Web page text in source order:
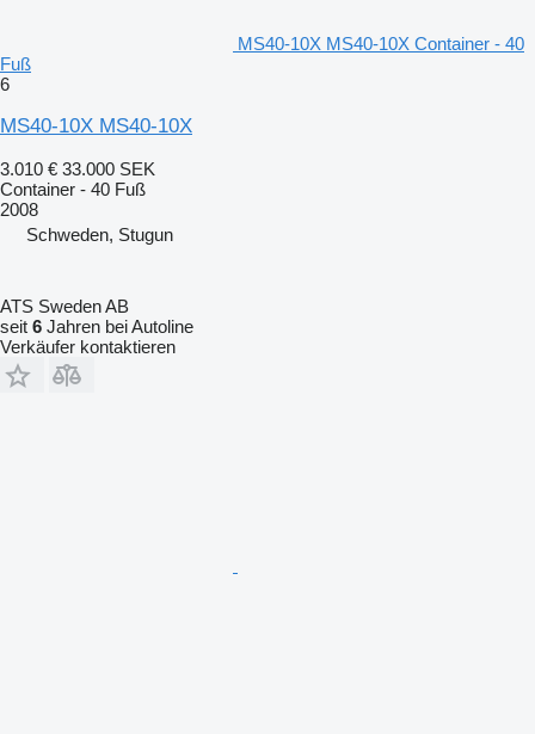
MS40-10X MS40-10X Container - 40
Fuß
6
MS40-10X MS40-10X
3.010 € 33.000 SEK
Container - 40 Fuß
2008
Schweden, Stugun
ATS Sweden AB
seit 6 Jahren bei Autoline
Verkäufer kontaktieren